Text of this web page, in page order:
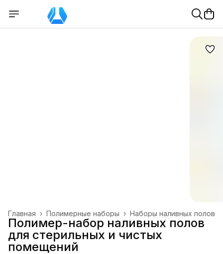
Наборы наливных полов
Полимерные наборы ›
Главная ›
Полимер-набор наливных полов
для стерильных и чистых
помещений